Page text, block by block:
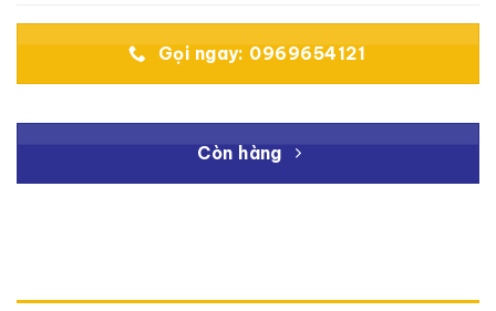
Gọi ngay: 0969654121
Còn hàng